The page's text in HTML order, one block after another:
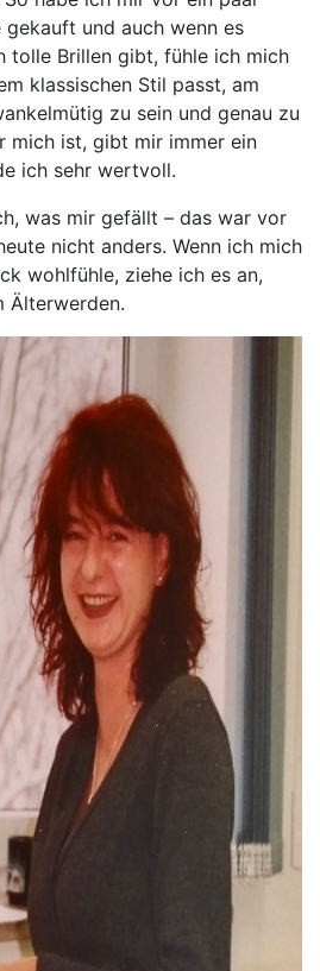
gekauft und auch wenn es
tolle Brillen gibt, fühle ich mich
klassischen Stil passt, am
zu sein und genau zu
mich ist, gibt mir immer ein
ich sehr wertvoll.
was mir gefällt – das war vor
nicht anders. Wenn ich mich
wohlfühle, ziehe ich es an,
Älterwerden.